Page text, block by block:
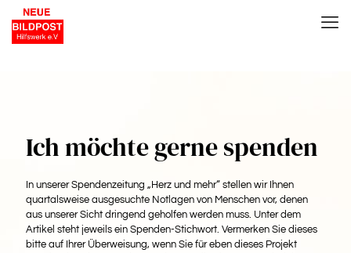
Ich möchte gerne spenden
In unserer Spendenzeitung „Herz und mehr“ stellen wir Ihnen
quartalsweise ausgesuchte Notlagen von Menschen vor, denen
aus unserer Sicht dringend geholfen werden muss. Unter dem
Artikel steht jeweils ein Spenden-Stichwort. Vermerken Sie dieses
bitte auf Ihrer Überweisung, wenn Sie für eben dieses Projekt